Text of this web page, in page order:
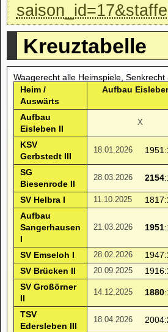
Kreuztabelle
Waagerecht alle Heimspiele, Senkrecht
Heim /
Auswärts
Aufbau
Aufbau
Eisleben II
X
KSV
Gerbstedt III
18.01.2026 1951:
SG
Biesenrode II
28.03.2026 2154
SV Helbra I 11.10.2025 1817:
Aufbau
Sangerhausen
I
21.03.2026 1951
SV Emseloh I 28.02.2026 1947:
SV Brücken II
20.09.2025 1916:
SV Großörner
II
14.12.2025 1880
TSV
Edersleben III
18.04.2026 2004: